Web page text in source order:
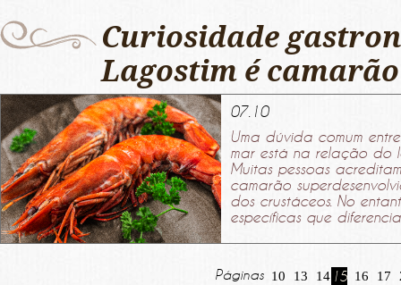
Curiosidade
Lagostim é
07.10
Uma dúvida comum
mar está na relação do
Muitas pessoas
camarão
dos crustáceos. No
específicas que
Páginas 10 13 14 15 16 17